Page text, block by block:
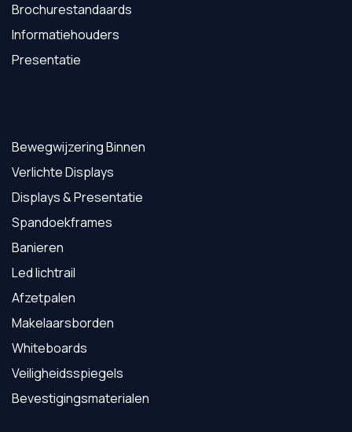
Brochurestandaards
Informatiehouders
Presentatie
Bewegwijzering Binnen
Verlichte Displays
Displays & Presentatie
Spandoekframes
Banieren
Led lichtrail
Afzetpalen
Makelaarsborden
Whiteboards
Veiligheidsspiegels
Bevestigingsmaterialen